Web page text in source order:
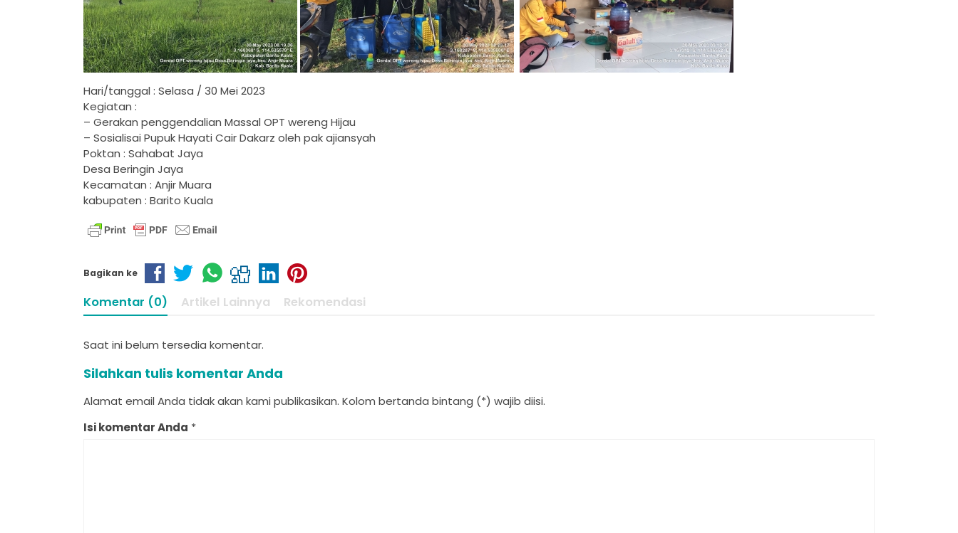
Hari/tanggal : Selasa / 30 Mei 2023
Kegiatan :
– Gerakan penggendalian Massal OPT wereng Hijau
– Sosialisai Pupuk Hayati Cair Dakarz oleh pak ajiansyah
Poktan : Sahabat Jaya
Desa Beringin Jaya
Kecamatan : Anjir Muara
kabupaten : Barito Kuala
Bagikan ke
Komentar (0) Artikel Lainnya Rekomendasi
Saat ini belum tersedia komentar.
Silahkan tulis komentar Anda
Alamat email Anda tidak akan kami publikasikan. Kolom bertanda bintang (*) wajib diisi.
Isi komentar Anda *